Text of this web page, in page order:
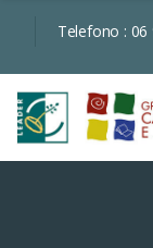
Telefono : 06